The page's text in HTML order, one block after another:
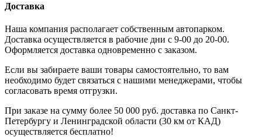
Доставка
Наша компания располагает собственным автопарком.
Доставка осуществляется в рабочие дни с 9-00 до 20-00.
Оформляется доставка одновременно с заказом.
Если вы забираете ваши товары самостоятельно, то вам
необходимо будет связаться с нашими менеджерами, чтобы
согласовать время отгрузки.
При заказе на сумму более 50 000 руб. доставка по Санкт-
Петербургу и Ленинградской области (30 км от КАД)
осуществляется бесплатно!